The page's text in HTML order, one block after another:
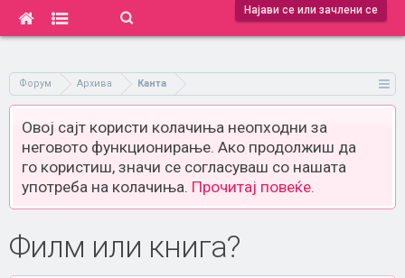
Најави се или зачлени се
Форум Архива Канта
Овој сајт користи колачиња неопходни за
неговото функционирање. Ако продолжиш да
го користиш, значи се согласуваш со нашата
употреба на колачиња. Прочитај повеќе.
Филм или книга?